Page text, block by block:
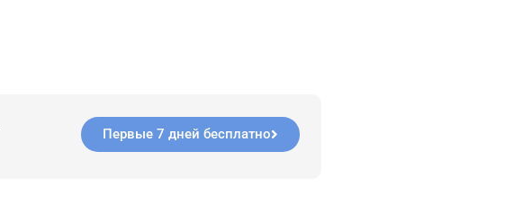
Первые 7 дней бесплатно